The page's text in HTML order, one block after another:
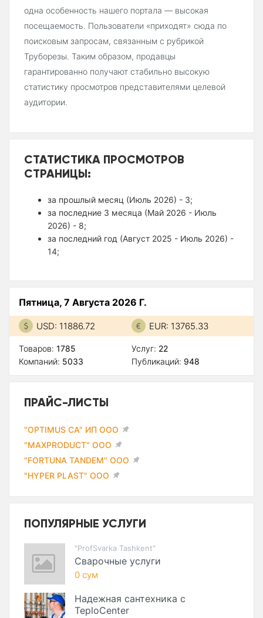
одна особенность нашего портала — высокая
посещаемость. Пользователи «приходят» сюда по
поисковым запросам, связанным с рубрикой
Труборезы. Таким образом, продавцы
гарантированно получают стабильно высокую
статистику просмотров представителями целевой
аудитории.
СТАТИСТИКА ПРОСМОТРОВ
СТРАНИЦЫ:
за прошлый месяц (Июль 2026) - 3;
за последние 3 месяца (Май 2026 - Июль
2026) - 8;
за последний год (Август 2025 - Июль 2026) -
14;
Пятница, 7 Августа 2026 Г.
USD: 11886.72 EUR: 13765.33
Товаров: 1785
Компаний: 5033
Услуг: 22
Публикаций: 948
ПРАЙС-ЛИСТЫ
"OPTIMUS CA" ИП ООО
"MAXPRODUCT" ООО
"FORTUNA TANDEM" ООО
"HYPER PLAST" ООО
ПОПУЛЯРНЫЕ УСЛУГИ
"ProfSvarka Tashkent"
Сварочные услуги
0 сум
Надежная сантехника с
TeploCenter